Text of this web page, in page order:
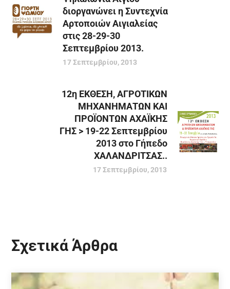
διοργανώνει η Συντεχνία
Αρτοποιών Αιγιαλείας
στις 28-29-30
Σεπτεμβρίου 2013.
17 Σεπτεμβρίου, 2013
12η ΕΚΘΕΣΗ, ΑΓΡΟΤΙΚΩΝ
ΜΗΧΑΝΗΜΑΤΩΝ ΚΑΙ
ΠΡΟΪΟΝΤΩΝ ΑΧΑΪΚΗΣ
ΓΗΣ > 19-22 Σεπτεμβρίου
2013 στο Γήπεδο
ΧΑΛΑΝΔΡΙΤΣΑΣ..
17 Σεπτεμβρίου, 2013
Σχετικά Άρθρα